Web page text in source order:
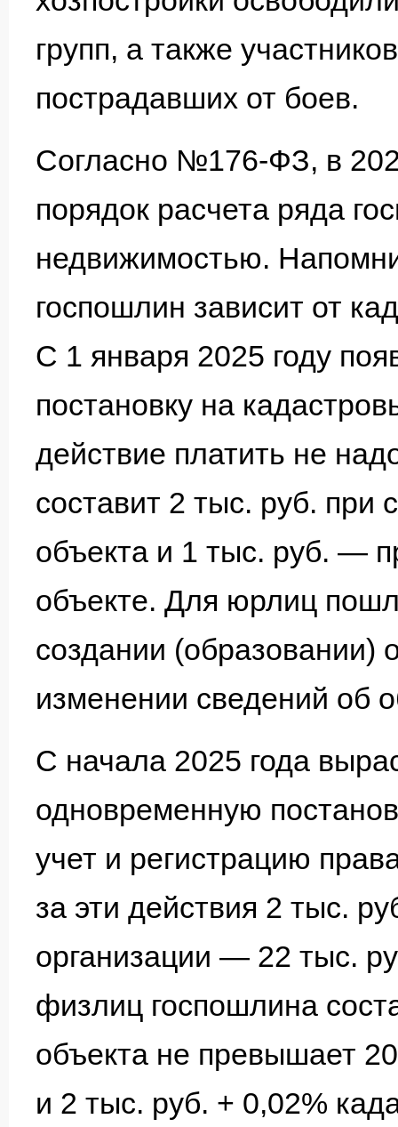
групп, а также
пострадавших от боев.
Согласно №176-ФЗ, в
порядок расчета ряда
недвижимостью.
госпошлин зависит от
С 1 января 2025 году
постановку на
действие платить не
составит 2 тыс. руб. при
объекта и 1 тыс. руб. —
объекте. Для юрлиц
создании (образовании)
изменении сведений об
С начала 2025 года
одновременную
учет и регистрацию
за эти действия 2 тыс.
организации — 22 тыс.
физлиц госпошлина
объекта не превышает
и 2 тыс. руб. + 0,02%